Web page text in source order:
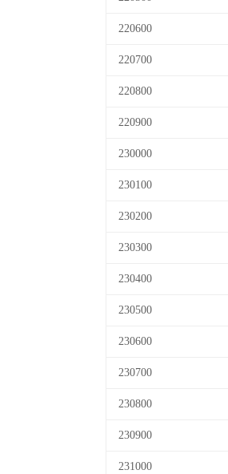
220600
220700
220800
220900
230000
230100
230200
230300
230400
230500
230600
230700
230800
230900
231000